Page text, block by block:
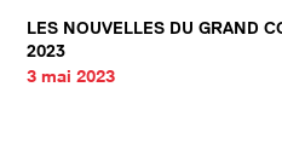
LES NOUVELLES DU GRAND
2023
3 mai 2023